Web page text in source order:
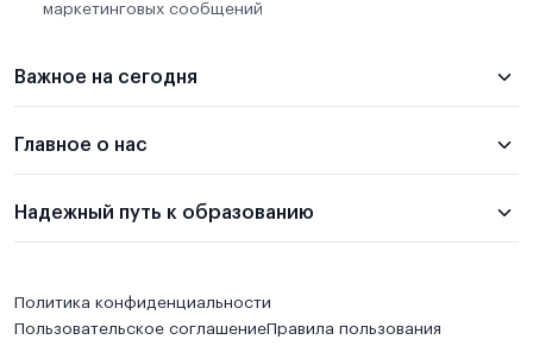
маркетинговых сообщений
Важное на сегодня
Главное о нас
Надежный путь к образованию
Политика конфиденциальности
Пользовательское соглашениеПравила пользования